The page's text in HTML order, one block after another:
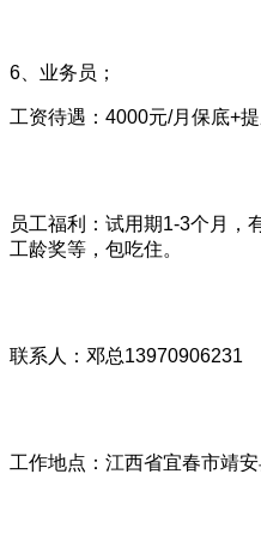
6、业务员；
工资待遇：4000元/月保底+提
员工福利：试用期1-3个月，
工龄奖等，包吃住。
联系人：邓总13970906231
工作地点：江西省宜春市靖